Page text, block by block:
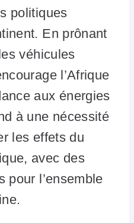
politiques
En prônant
véhicules
l’Afrique
aux énergies
à une nécessité
les effets du
avec des
pour l’ensemble